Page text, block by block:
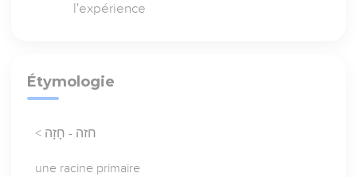
l'expérience
Étymologie
< חזה - חָזָה
une racine primaire